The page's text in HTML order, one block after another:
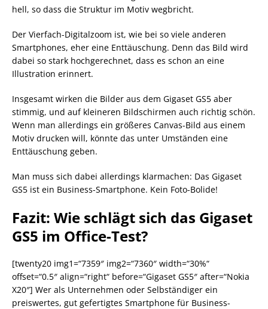
hell, so dass die Struktur im Motiv wegbricht.
Der Vierfach-Digitalzoom ist, wie bei so viele anderen
Smartphones, eher eine Enttäuschung. Denn das Bild wird
dabei so stark hochgerechnet, dass es schon an eine
Illustration erinnert.
Insgesamt wirken die Bilder aus dem Gigaset GS5 aber
stimmig, und auf kleineren Bildschirmen auch richtig schön.
Wenn man allerdings ein größeres Canvas-Bild aus einem
Motiv drucken will, könnte das unter Umständen eine
Enttäuschung geben.
Man muss sich dabei allerdings klarmachen: Das Gigaset
GS5 ist ein Business-Smartphone. Kein Foto-Bolide!
Fazit: Wie schlägt sich das Gigaset
GS5 im Office-Test?
[twenty20 img1=“7359″ img2=“7360″ width=“30%“
offset=“0.5″ align=“right“ before=“Gigaset GS5″ after=“Nokia
X20″] Wer als Unternehmen oder Selbständiger ein
preiswertes, gut gefertigtes Smartphone für Business-